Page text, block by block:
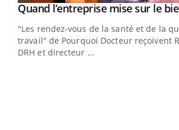
Youtube
Quand l’entreprise mise sur le
"Les rendez-vous de la santé et de la
travail" de Pourquoi Docteur reçoivent
DRH et directeur ...